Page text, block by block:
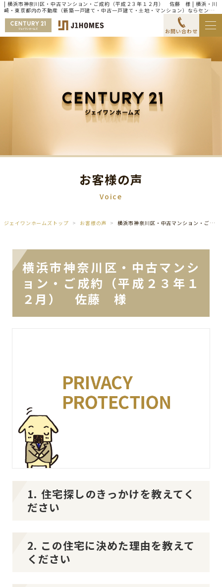
| 横浜市神奈川区・中古マンション・ご成約（平成２３年１２月） 佐藤 様 | 横浜・川
崎・東京都内の不動産（新築一戸建て・中古一戸建て・土地・マンション）ならセンチ
ュリー21ジェイワンホームズ
お問い合わせ
お客様の声
Voice
ジェイワンホームズトップ お客様の声 横浜市神奈川区・中古マンション・ご成約（平成２３年１２月） 佐藤 様
横浜市神奈川区・中古マンシ
ョン・ご成約（平成２３年１
２月） 佐藤 様
1. 住宅探しのきっかけを教えてく
ださい
2. この住宅に決めた理由を教えて
ください